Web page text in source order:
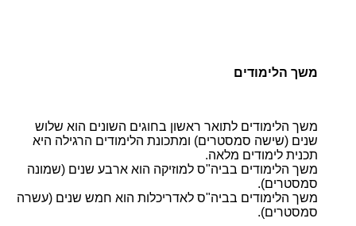
משך הלימודים
משך הלימודים לתואר ראשון בחוגים השונים הוא שלוש
שנים (שישה סמסטרים) ומתכונת הלימודים הרגילה היא
תכנית לימודים מלאה.
משך הלימודים בביה"ס למוזיקה הוא ארבע שנים (שמונה
סמסטרים).
משך הלימודים בביה"ס לאדריכלות הוא חמש שנים (עשרה
סמסטרים).